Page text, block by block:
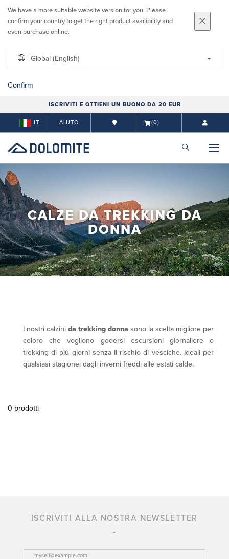
We have a more suitable website version for you. Please
confirm your country to get the right product availibility and
even purchase online.
Global (English)
Confirm
ISCRIVITI E OTTIENI UN BUONO DA 20 EUR
IT AIUTO (0)
CALZE DA TREKKING DA
DONNA
I nostri calzini da trekking donna sono la scelta migliore per
coloro che vogliono godersi escursioni giornaliere o
trekking di più giorni senza il rischio di vesciche. Ideali per
qualsiasi stagione: dagli inverni freddi alle estati calde.
0 prodotti
ISCRIVITI ALLA NOSTRA NEWSLETTER